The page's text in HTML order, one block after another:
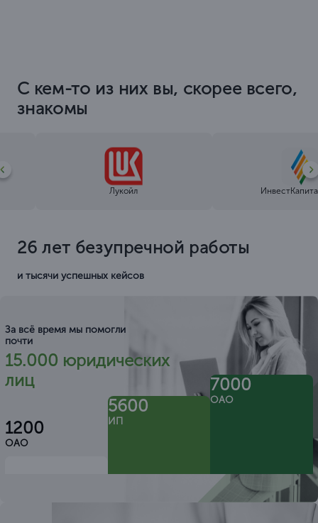
С кем-то из них вы, скорее всего,
знакомы
Лукойл
26 лет безупречной работы
и тысячи успешных кейсов
За всё время мы помогли
почти
15.000 юридических
лиц
1200
ОАО
5600
ИП
7000
ОАО